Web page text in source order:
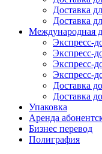
Доставка
Доставка
Международная
Экспресс-
Экспресс-
Экспресс-
Экспресс-
Доставка
Доставка
Упаковка
Аренда
Бизнес перевод
Полиграфия